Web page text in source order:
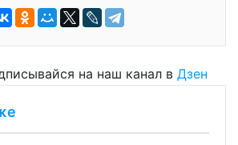
на наш канал в Дзен